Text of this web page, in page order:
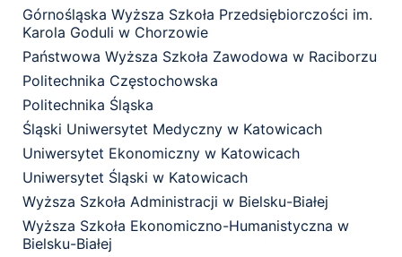
Górnośląska Wyższa Szkoła Przedsiębiorczości im.
Karola Goduli w Chorzowie
Państwowa Wyższa Szkoła Zawodowa w Raciborzu
Politechnika Częstochowska
Politechnika Śląska
Śląski Uniwersytet Medyczny w Katowicach
Uniwersytet Ekonomiczny w Katowicach
Uniwersytet Śląski w Katowicach
Wyższa Szkoła Administracji w Bielsku-Białej
Wyższa Szkoła Ekonomiczno-Humanistyczna w
Bielsku-Białej